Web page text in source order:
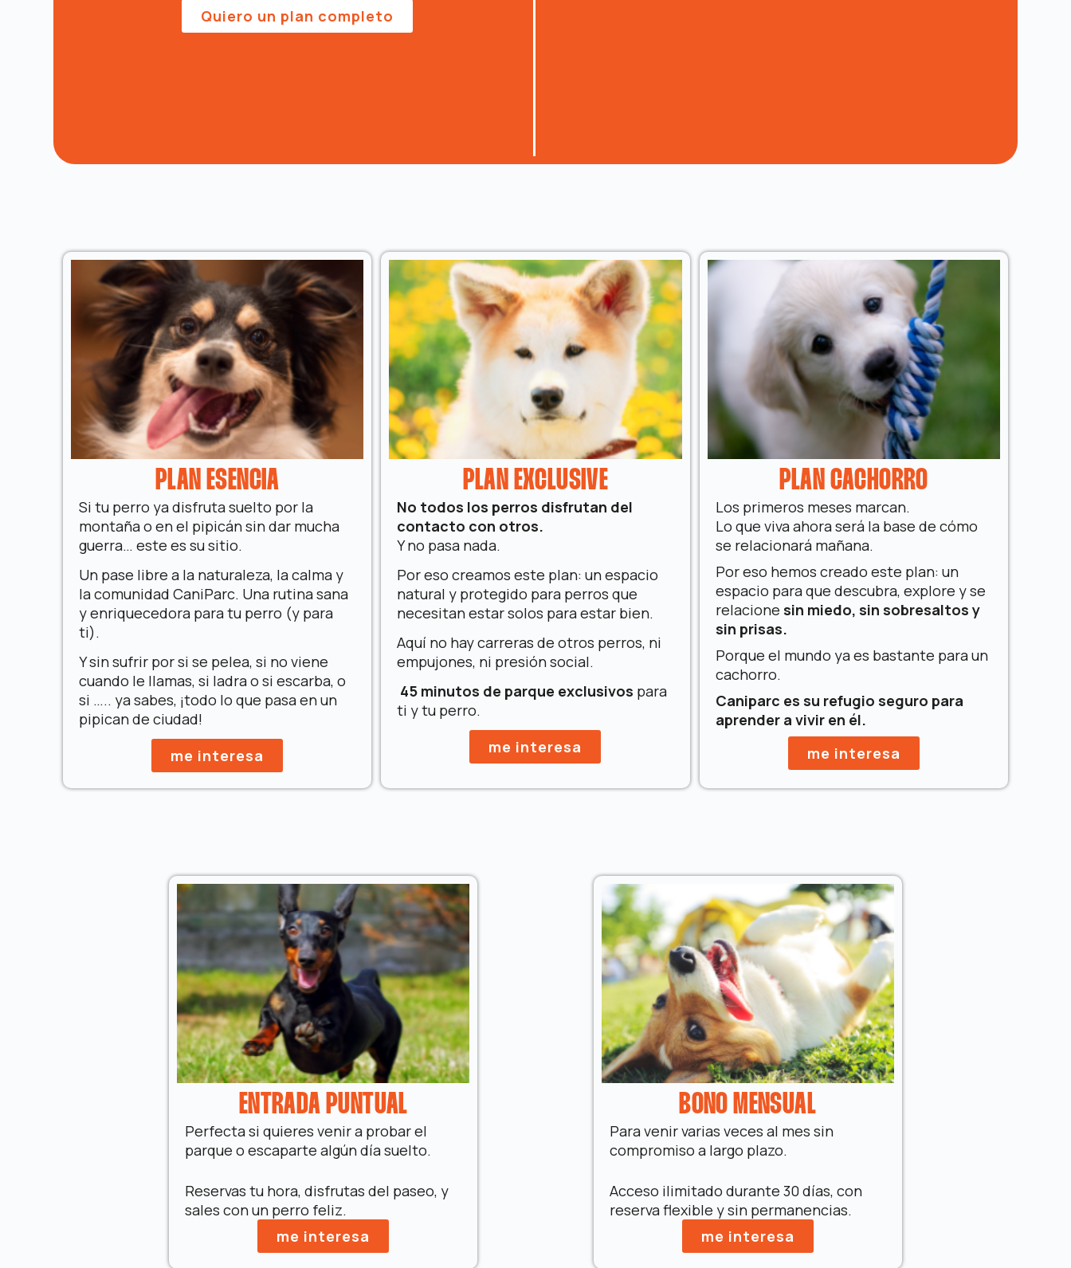
Quiero un plan completo
PLAN ESENCIA
Si tu perro ya disfruta suelto por la
montaña o en el pipicán sin dar mucha
guerra… este es su sitio.
Un pase libre a la naturaleza, la calma y
la comunidad CaniParc. Una rutina sana
y enriquecedora para tu perro (y para
ti).
Y sin sufrir por si se pelea, si no viene
cuando le llamas, si ladra o si escarba, o
si ….. ya sabes, ¡todo lo que pasa en un
pipican de ciudad!
me interesa
PLAN EXCLUSIVE
No todos los perros disfrutan del
contacto con otros.
Y no pasa nada.
Por eso creamos este plan: un espacio
natural y protegido para perros que
necesitan estar solos para estar bien.
Aquí no hay carreras de otros perros, ni
empujones, ni presión social.
45 minutos de parque exclusivos para
ti y tu perro.
me interesa
PLAN CACHORRO
Los primeros meses marcan.
Lo que viva ahora será la base de cómo
se relacionará mañana.
Por eso hemos creado este plan: un
espacio para que descubra, explore y se
relacione sin miedo, sin sobresaltos y
sin prisas.
Porque el mundo ya es bastante para un
cachorro.
Caniparc es su refugio seguro para
aprender a vivir en él.
me interesa
ENTRADA PUNTUAL
Perfecta si quieres venir a probar el
parque o escaparte algún día suelto.
Reservas tu hora, disfrutas del paseo, y
sales con un perro feliz.
me interesa
BONO MENSUAL
Para venir varias veces al mes sin
compromiso a largo plazo.
Acceso ilimitado durante 30 días, con
reserva flexible y sin permanencias.
me interesa